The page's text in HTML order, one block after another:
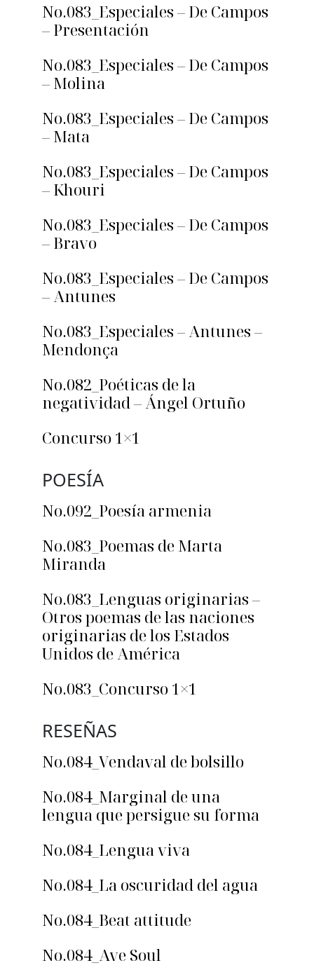
No.083_Especiales – De Campos
– Presentación
No.083_Especiales – De Campos
– Molina
No.083_Especiales – De Campos
– Mata
No.083_Especiales – De Campos
– Khouri
No.083_Especiales – De Campos
– Bravo
No.083_Especiales – De Campos
– Antunes
No.083_Especiales – Antunes –
Mendonça
No.082_Poéticas de la
negatividad – Ángel Ortuño
Concurso 1×1
POESÍA
No.092_Poesía armenia
No.083_Poemas de Marta
Miranda
No.083_Lenguas originarias –
Otros poemas de las naciones
originarias de los Estados
Unidos de América
No.083_Concurso 1×1
RESEÑAS
No.084_Vendaval de bolsillo
No.084_Marginal de una
lengua que persigue su forma
No.084_Lengua viva
No.084_La oscuridad del agua
No.084_Beat attitude
No.084_Ave Soul